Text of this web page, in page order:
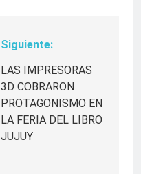
Siguiente:
LAS IMPRESORAS
3D COBRARON
PROTAGONISMO EN
LA FERIA DEL LIBRO
JUJUY